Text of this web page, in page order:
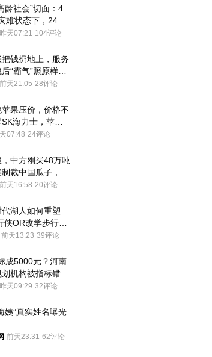
龄社会”切面：4
难状态下，2400
还在巷子里收废
昨天07:21 104评论
把钱扔地上，服务
“霸气”照原样扔
前天21:05 28评论
果压价，价格不
海力士，苹果
价权
07:48 24评论
，中方刚买48万吨
裁中国瓜子，布
变了
前天16:58 20评论
湖人如何重塑
侠OR改学步行
前天13:23 39评论
成5000元？河南
机构被指标错学
复读
昨天09:29 32评论
姨”真实姓名曝光
前天23:31 62评论